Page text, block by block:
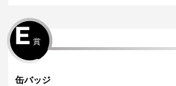
E 賞
缶バッジ